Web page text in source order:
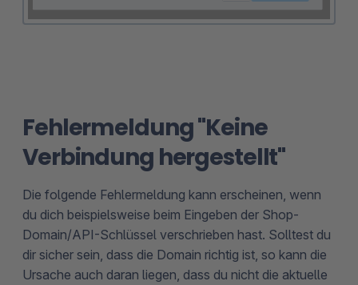
Fehlermeldung "Keine
Verbindung hergestellt"
Die folgende Fehlermeldung kann erscheinen, wenn
du dich beispielsweise beim Eingeben der Shop-
Domain/API-Schlüssel verschrieben hast. Solltest du
dir sicher sein, dass die Domain richtig ist, so kann die
Ursache auch daran liegen, dass du nicht die aktuelle